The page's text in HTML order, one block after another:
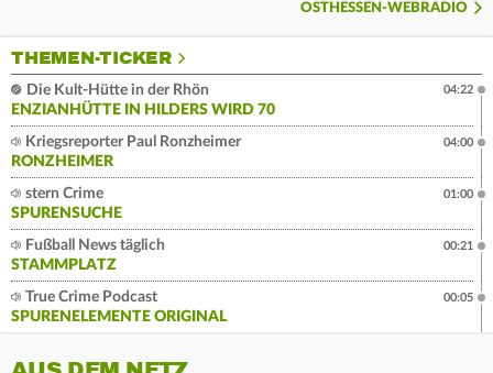
OSTHESSEN-WEBRADIO
THEMEN-TICKER
Die Kult-Hütte in der Rhön
ENZIANHÜTTE IN HILDERS WIRD 70
04:22
Kriegsreporter Paul Ronzheimer
RONZHEIMER
04:00
stern Crime
SPURENSUCHE
01:00
Fußball News täglich
STAMMPLATZ
00:21
True Crime Podcast
SPURENELEMENTE ORIGINAL
00:05